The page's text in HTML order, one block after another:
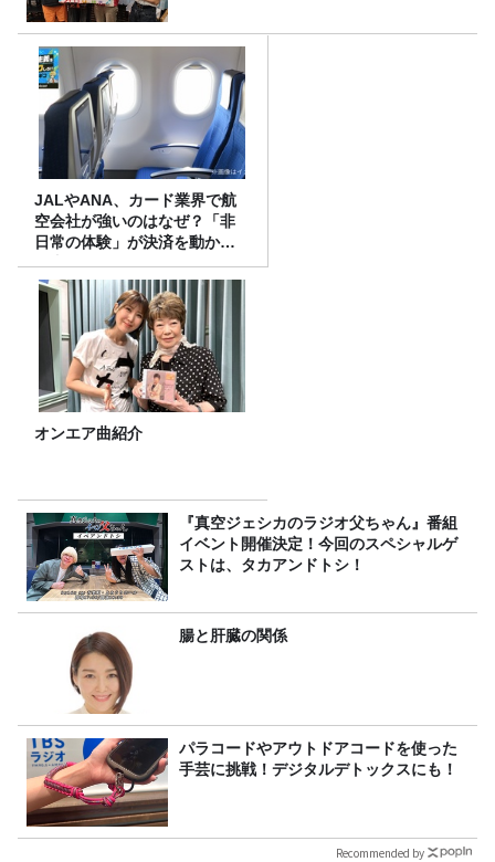
JALやANA、カード業界で航
空会社が強いのはなぜ？「非
日常の体験」が決済を動かす
理由
オンエア曲紹介
『真空ジェシカのラジオ父ちゃん』番組
イベント開催決定！今回のスペシャルゲ
ストは、タカアンドトシ！
腸と肝臓の関係
パラコードやアウトドアコードを使った
手芸に挑戦！デジタルデトックスにも！
Recommended by